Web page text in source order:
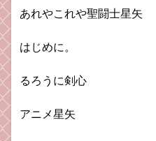
あれやこれや聖闘士星矢
はじめに。
るろうに剣心
アニメ星矢